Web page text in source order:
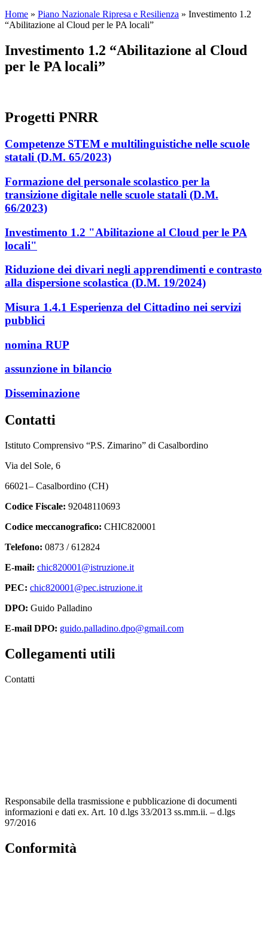
Home » Piano Nazionale Ripresa e Resilienza » Investimento 1.2
“Abilitazione al Cloud per le PA locali”
Investimento 1.2 “Abilitazione al Cloud
per le PA locali”
Progetti PNRR
Competenze STEM e multilinguistiche nelle scuole
statali (D.M. 65/2023)
Formazione del personale scolastico per la
transizione digitale nelle scuole statali (D.M.
66/2023)
Investimento 1.2 "Abilitazione al Cloud per le PA
locali"
Riduzione dei divari negli apprendimenti e contrasto
alla dispersione scolastica (D.M. 19/2024)
Misura 1.4.1 Esperienza del Cittadino nei servizi
pubblici
nomina RUP
assunzione in bilancio
Disseminazione
Contatti
Istituto Comprensivo “P.S. Zimarino” di Casalbordino
Via del Sole, 6
66021– Casalbordino (CH)
Codice Fiscale: 92048110693
Codice meccanografico: CHIC820001
Telefono: 0873 / 612824
E-mail: chic820001@istruzione.it
PEC: chic820001@pec.istruzione.it
DPO: Guido Palladino
E-mail DPO: guido.palladino.dpo@gmail.com
Collegamenti utili
Contatti
Responsabile della trasmissione e pubblicazione di documenti
informazioni e dati ex. Art. 10 d.lgs 33/2013 ss.mm.ii. – d.lgs
97/2016
Conformità